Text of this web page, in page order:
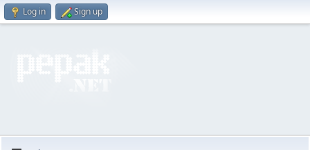
Log in Sign up